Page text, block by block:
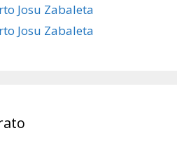
Josu Zabaleta
Josu Zabaleta